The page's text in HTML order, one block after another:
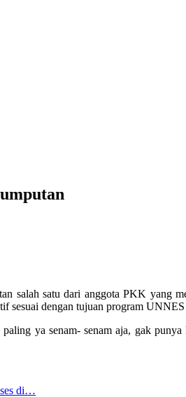
salah satu dari anggota PKK yang
dengan tujuan program
ya senam- senam aja, gak
di…